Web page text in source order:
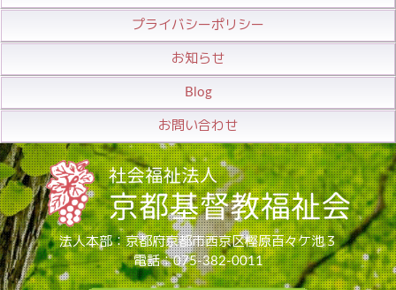
プライバシーポリシー
お知らせ
Blog
お問い合わせ
法人本部：京都府京都市西京区樫原百々ケ池３
電話：075-382-0011